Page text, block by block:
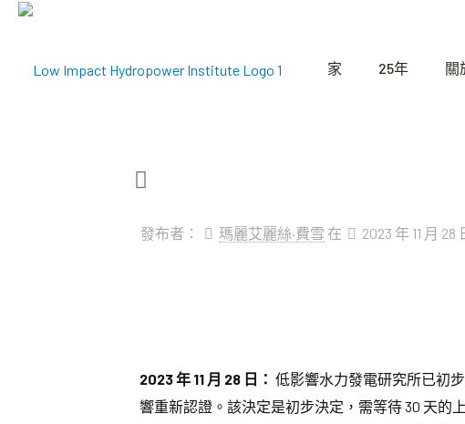
家 25年 關
發布者： 瑪麗艾麗絲·費雪 在 2023 年 11 月 28
2023 年 11 月 28 日： 低影響水力發電研究所已初
響重新認證。該決定是初步決定，需等待 30 天的